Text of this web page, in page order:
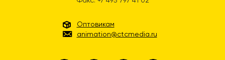
Оптовикам
animation@ctcmedia.ru